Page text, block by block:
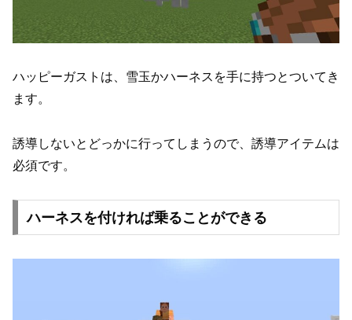
ハッピーガストは、雪玉かハーネスを手に持つとついてき
ます。
誘導しないとどっかに行ってしまうので、誘導アイテムは
必須です。
ハーネスを付ければ乗ることができる